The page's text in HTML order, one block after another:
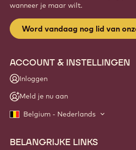
wanneer je maar wilt.
Word vandaag nog lid van
ACCOUNT & INSTELLINGEN
Inloggen
Meld je nu aan
Belgium - Nederlands
Footer
BELANGRIJKE LINKS